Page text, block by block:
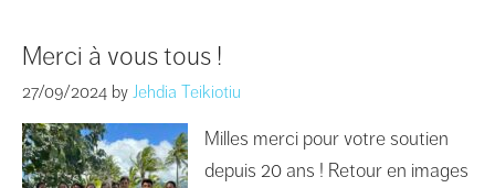
Merci à vous tous !
27/09/2024 by Jehdia Teikiotiu
Milles merci pour votre soutien
depuis 20 ans ! Retour en images